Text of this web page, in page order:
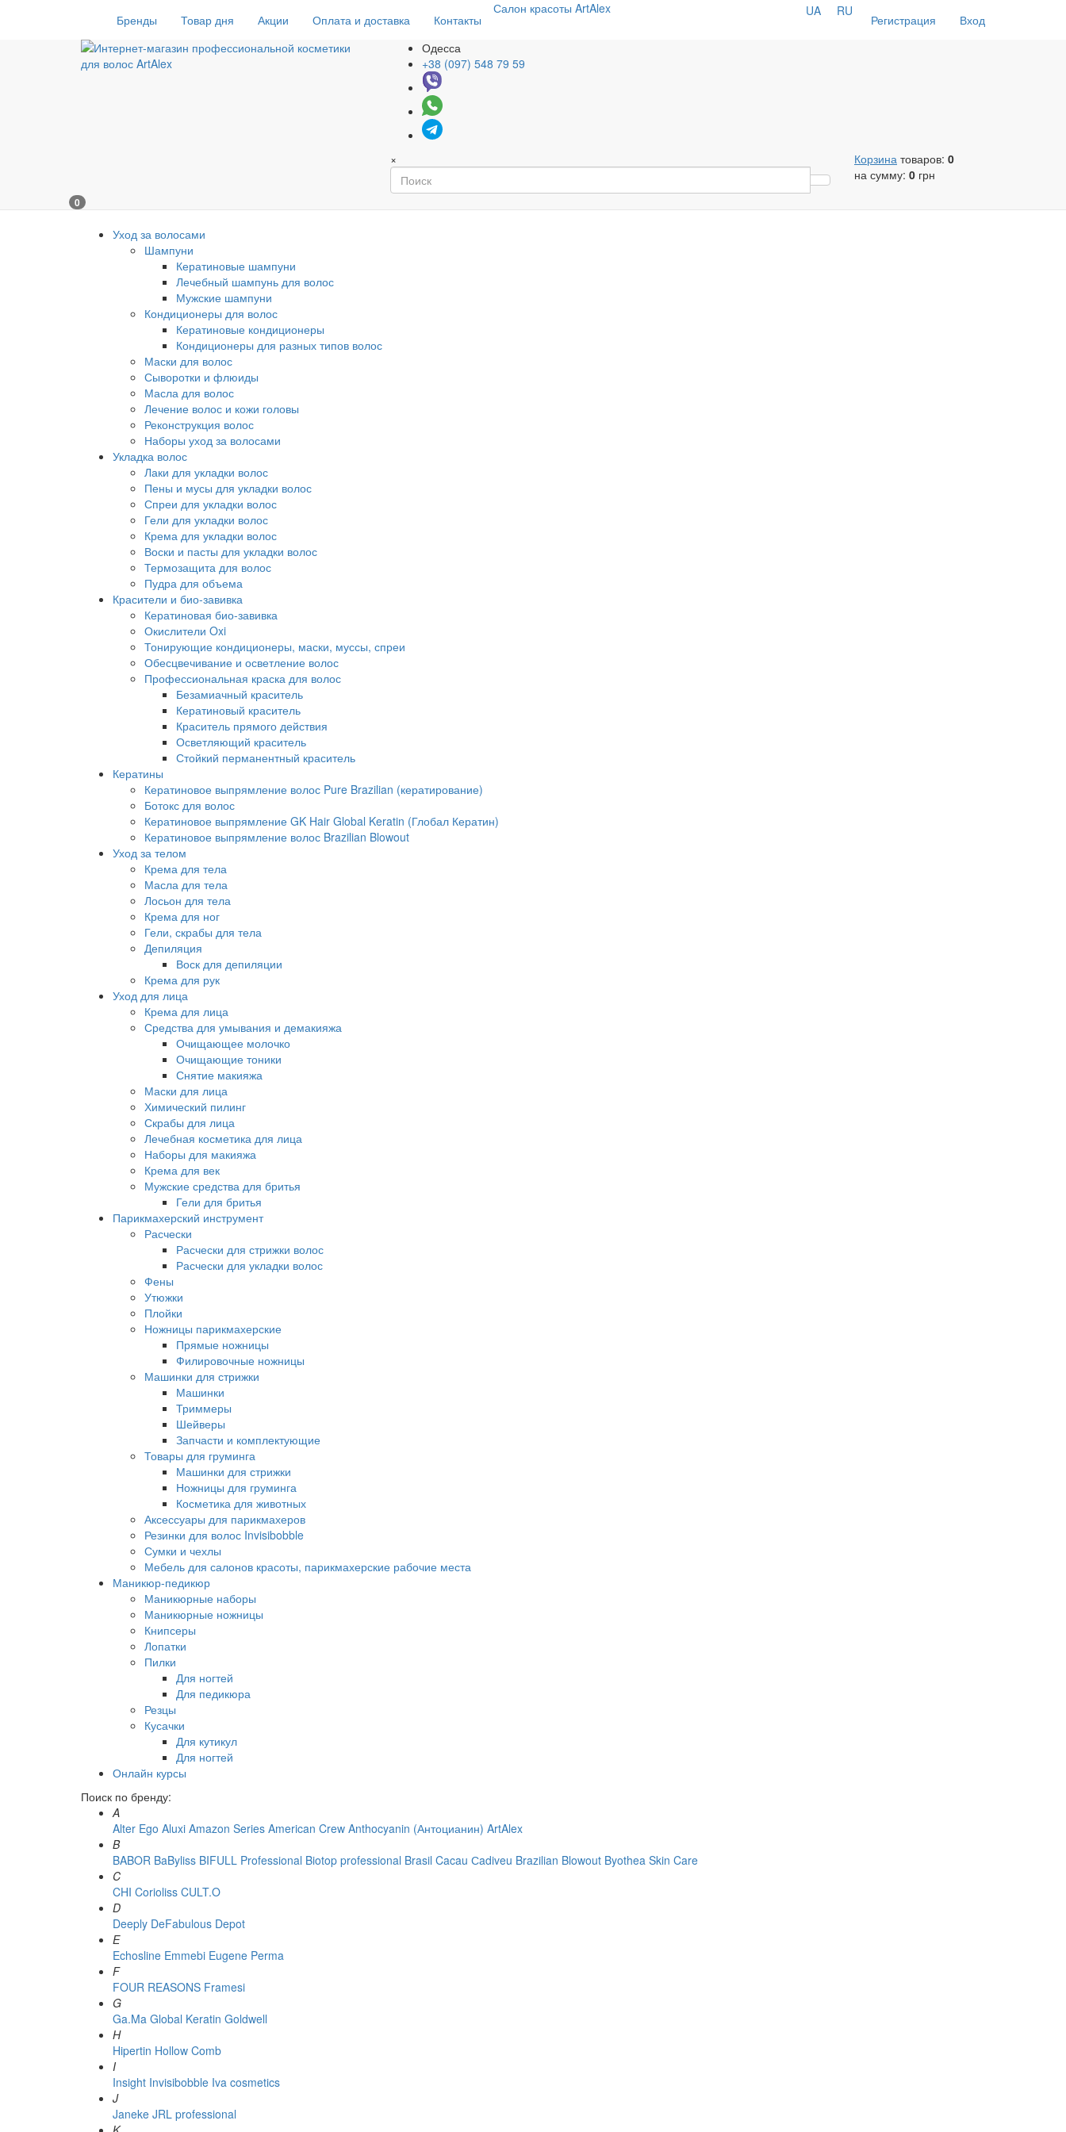
Бренды Товар дня Акции Оплата и доставка Контакты
Салон красоты ArtAlex
Регистрация Вход
UA RU
Одесса
+38 (097) 548 79 59
× Корзина товаров: 0
на сумму: 0 грн
0
Уход за волосами
Шампуни
Кератиновые шампуни
Лечебный шампунь для волос
Мужские шампуни
Кондиционеры для волос
Кератиновые кондиционеры
Кондиционеры для разных типов волос
Маски для волос
Сыворотки и флюиды
Масла для волос
Лечение волос и кожи головы
Реконструкция волос
Наборы уход за волосами
Укладка волос
Лаки для укладки волос
Пены и мусы для укладки волос
Спреи для укладки волос
Гели для укладки волос
Крема для укладки волос
Воски и пасты для укладки волос
Термозащита для волос
Пудра для объема
Красители и био-завивка
Кератиновая био-завивка
Окислители Oxi
Тонирующие кондиционеры, маски, муссы, спреи
Обесцвечивание и осветление волос
Профессиональная краска для волос
Безамиачный краситель
Кератиновый краситель
Краситель прямого действия
Осветляющий краситель
Стойкий перманентный краситель
Кератины
Кератиновое выпрямление волос Pure Brazilian (кератирование)
Ботокс для волос
Кератиновое выпрямление GK Hair Global Keratin (Глобал Кератин)
Кератиновое выпрямление волос Brazilian Blowout
Уход за телом
Крема для тела
Масла для тела
Лосьон для тела
Крема для ног
Гели, скрабы для тела
Депиляция
Воск для депиляции
Крема для рук
Уход для лица
Крема для лица
Средства для умывания и демакияжа
Очищающее молочко
Очищающие тоники
Снятие макияжа
Маски для лица
Химический пилинг
Скрабы для лица
Лечебная косметика для лица
Наборы для макияжа
Крема для век
Мужские средства для бритья
Гели для бритья
Парикмахерский инструмент
Расчески
Расчески для стрижки волос
Расчески для укладки волос
Фены
Утюжки
Плойки
Ножницы парикмахерские
Прямые ножницы
Филировочные ножницы
Машинки для стрижки
Машинки
Триммеры
Шейверы
Запчасти и комплектующие
Товары для груминга
Машинки для стрижки
Ножницы для груминга
Косметика для животных
Аксессуары для парикмахеров
Резинки для волос Invisibobble
Сумки и чехлы
Мебель для салонов красоты, парикмахерские рабочие места
Маникюр-педикюр
Маникюрные наборы
Маникюрные ножницы
Книпсеры
Лопатки
Пилки
Для ногтей
Для педикюра
Резцы
Кусачки
Для кутикул
Для ногтей
Онлайн курсы
Поиск по бренду:
A
Alter Ego Aluxi Amazon Series American Crew Anthocyanin (Антоцианин) ArtAlex
B
BABOR BaByliss BIFULL Professional Biotop professional Brasil Cacau Сadiveu Brazilian Blowout Byothea Skin Care
C
CHI Corioliss CULT.O
D
Deeply DeFabulous Depot
E
Echosline Emmebi Eugene Perma
F
FOUR REASONS Framesi
G
Ga.Ma Global Keratin Goldwell
H
Hipertin Hollow Comb
I
Insight Invisibobble Iva cosmetics
J
Janeke JRL professional